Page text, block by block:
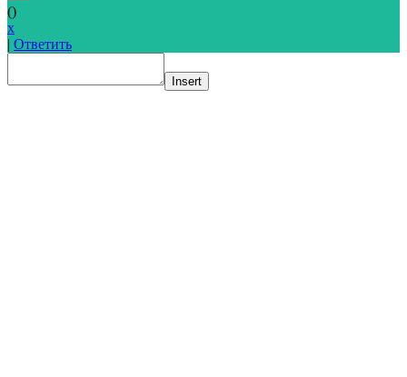
()
x
| Ответить
Insert